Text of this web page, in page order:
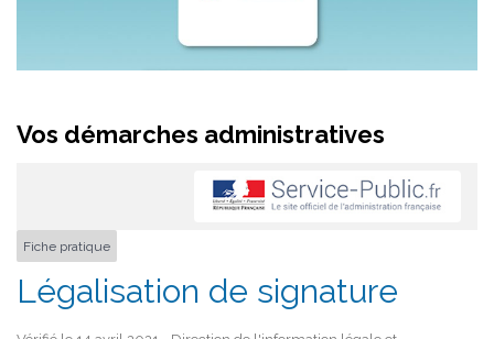
Vos démarches administratives
Fiche pratique
Légalisation de signature